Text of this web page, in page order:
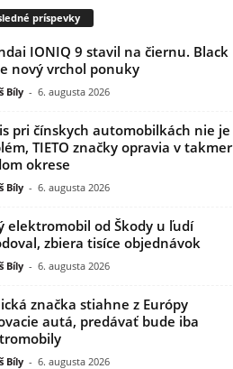
príspevky
IONIQ 9 stavil na čiernu. Black
nový vrchol ponuky
Bíly - 6. augusta 2026
pri čínskych automobilkách nie je
TIETO značky opravia v takmer
okrese
Bíly - 6. augusta 2026
elektromobil od Škody u ľudí
zbiera tisíce objednávok
Bíly - 6. augusta 2026
značka stiahne z Európy
autá, predávať bude iba
Bíly - 6. augusta 2026